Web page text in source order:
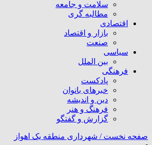
سلامت و جامعه
مطالبه گری
اقتصادی
بازار و اقتصاد
صنعت
سیاسی
بین الملل
فرهنگی
پادکست
خبرهای بانوان
دین و اندیشه
فرهنگ و هنر
گزارش و گفتگو
صفحه نخست / شهرداری منطقه یک اهواز